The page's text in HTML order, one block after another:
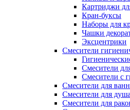
Картриджи
Кран-буксы
Наборы для
Чашки
Эксцентрики
Смесители
Смесители
Смесители с
Смесители для
Смесители для
Смесители для